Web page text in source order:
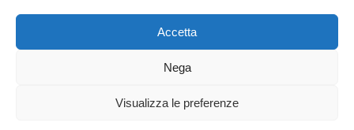
Accetta
Nega
Visualizza le preferenze
sito. Non si risponde inoltre in alcun modo in relazione
quali si rinvia.
WordPress eKubio